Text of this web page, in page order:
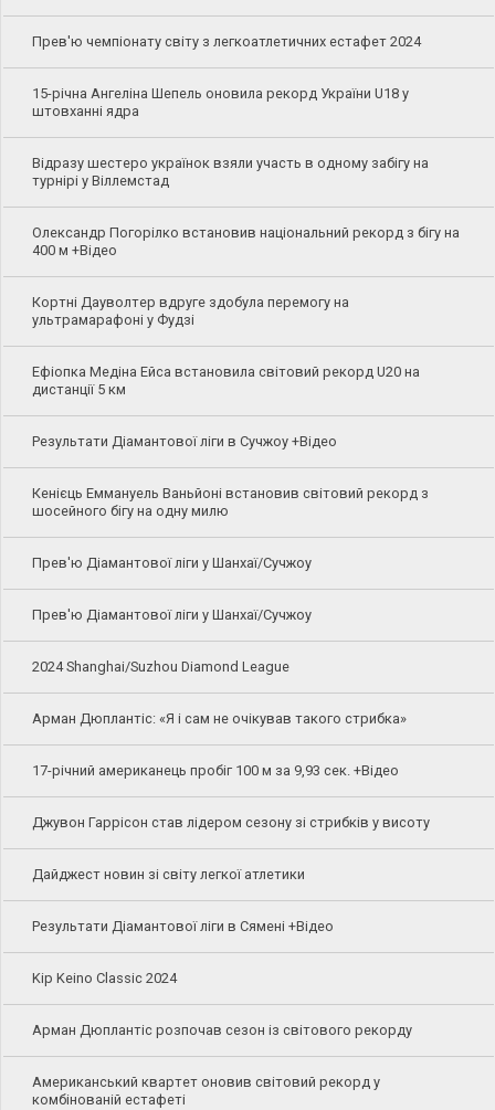
Прев'ю чемпіонату світу з легкоатлетичних естафет 2024
15-річна Ангеліна Шепель оновила рекорд України U18 у
штовханні ядра
Відразу шестеро українок взяли участь в одному забігу на
турнірі у Віллемстад
Олександр Погорілко встановив національний рекорд з бігу на
400 м +Відео
Кортні Дауволтер вдруге здобула перемогу на
ультрамарафоні у Фудзі
Ефіопка Медіна Ейса встановила світовий рекорд U20 на
дистанції 5 км
Результати Діамантової ліги в Сучжоу +Відео
Кенієць Еммануель Ваньйоні встановив світовий рекорд з
шосейного бігу на одну милю
Прев'ю Діамантової ліги у Шанхаї/Сучжоу
Прев'ю Діамантової ліги у Шанхаї/Сучжоу
2024 Shanghai/Suzhou Diamond League
Арман Дюплантіс: «Я і сам не очікував такого стрибка»
17-річний американець пробіг 100 м за 9,93 сек. +Відео
Джувон Гаррісон став лідером сезону зі стрибків у висоту
Дайджест новин зі світу легкої атлетики
Результати Діамантової ліги в Сямені +Відео
Kip Keino Classic 2024
Арман Дюплантіс розпочав сезон із світового рекорду
Американський квартет оновив світовий рекорд у
комбінованій естафеті